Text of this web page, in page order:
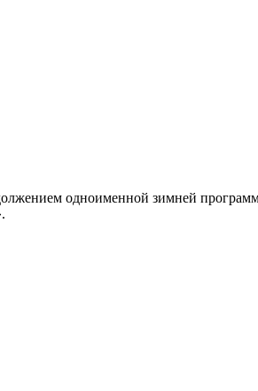
одноименной зимней